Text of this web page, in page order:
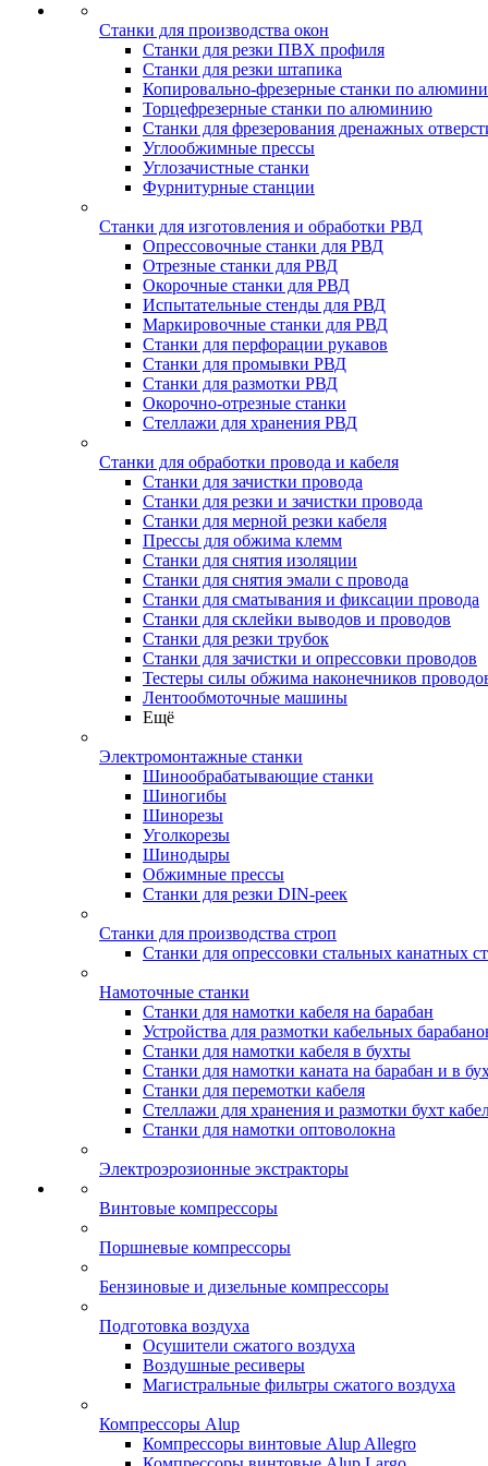
Станки для производства окон
Станки для резки ПВХ профиля
Станки для резки штапика
Копировально-фрезерные станки по
Торцефрезерные станки по алюминию
Станки для фрезерования дренажных
Углообжимные прессы
Углозачистные станки
Фурнитурные станции
Станки для изготовления и обработки РВД
Опрессовочные станки для РВД
Отрезные станки для РВД
Окорочные станки для РВД
Испытательные стенды для РВД
Маркировочные станки для РВД
Станки для перфорации рукавов
Станки для промывки РВД
Станки для размотки РВД
Окорочно-отрезные станки
Стеллажи для хранения РВД
Станки для обработки провода и кабеля
Станки для зачистки провода
Станки для резки и зачистки провода
Станки для мерной резки кабеля
Прессы для обжима клемм
Станки для снятия изоляции
Станки для снятия эмали с провода
Станки для сматывания и фиксации провода
Станки для склейки выводов и проводов
Станки для резки трубок
Станки для зачистки и опрессовки проводов
Тестеры силы обжима наконечников
Лентообмоточные машины
Ещё
Электромонтажные станки
Шинообрабатывающие станки
Шиногибы
Шинорезы
Уголкорезы
Шинодыры
Обжимные прессы
Станки для резки DIN-реек
Станки для производства строп
Станки для опрессовки стальных канатных
Намоточные станки
Станки для намотки кабеля на барабан
Устройства для размотки кабельных
Станки для намотки кабеля в бухты
Станки для намотки каната на барабан и в
Станки для перемотки кабеля
Стеллажи для хранения и размотки бухт
Станки для намотки оптоволокна
Электроэрозионные экстракторы
Винтовые компрессоры
Поршневые компрессоры
Бензиновые и дизельные компрессоры
Подготовка воздуха
Осушители сжатого воздуха
Воздушные ресиверы
Магистральные фильтры сжатого воздуха
Компрессоры Alup
Компрессоры винтовые Alup Allegro